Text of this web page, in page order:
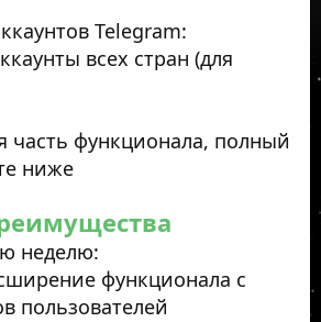
Telegram:
всех стран (для
часть функционала, полный
ниже
неделю:
функционала с
пользователей